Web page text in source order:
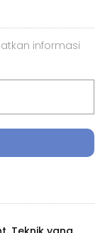
informasi